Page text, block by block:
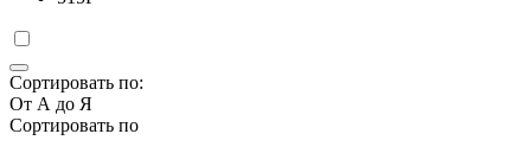
Сортировать по:
От А до Я
Сортировать по